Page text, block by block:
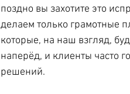
поздно вы захотите это
делаем только грамотные
которые, на наш взгляд,
наперёд, и клиенты часто
решений.